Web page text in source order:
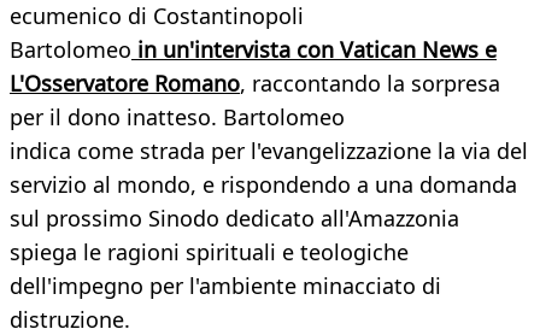
ecumenico di Costantinopoli
Bartolomeo in un'intervista con Vatican News e
L'Osservatore Romano, raccontando la sorpresa
per il dono inatteso. Bartolomeo
indica come strada per l'evangelizzazione la via del
servizio al mondo, e rispondendo a una domanda
sul prossimo Sinodo dedicato all'Amazzonia
spiega le ragioni spirituali e teologiche
dell'impegno per l'ambiente minacciato di
distruzione.